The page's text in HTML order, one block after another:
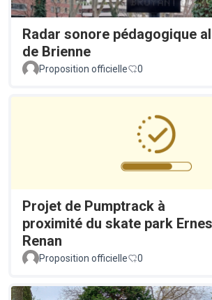
Radar sonore pédagogique
de Brienne
Proposition officielle 0
Projet de Pumptrack à
proximité du skate park
Renan
Proposition officielle 0